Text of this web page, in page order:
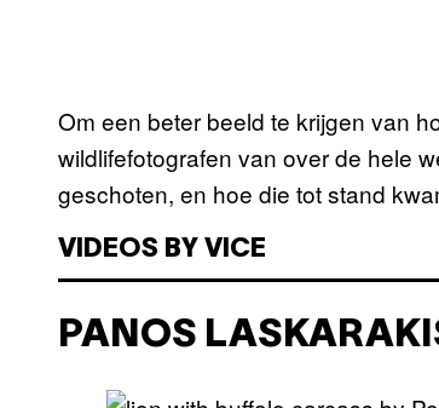
Om een beter beeld te krijgen van
wildlifefotografen van over de hele
geschoten, en hoe die tot stand
VIDEOS BY VICE
PANOS